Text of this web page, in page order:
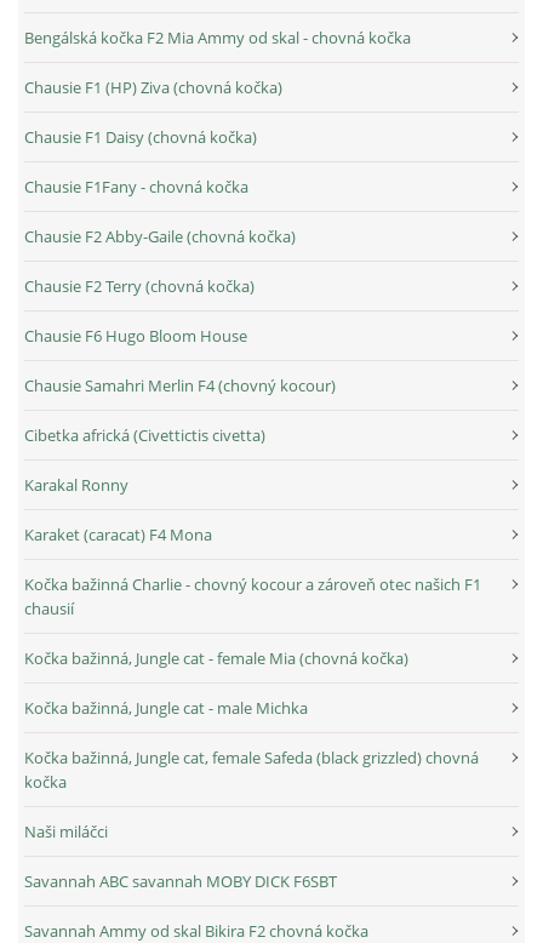
Bengálská kočka F2 Mia Ammy od skal - chovná kočka
Chausie F1 (HP) Ziva (chovná kočka)
Chausie F1 Daisy (chovná kočka)
Chausie F1Fany - chovná kočka
Chausie F2 Abby-Gaile (chovná kočka)
Chausie F2 Terry (chovná kočka)
Chausie F6 Hugo Bloom House
Chausie Samahri Merlin F4 (chovný kocour)
Cibetka africká (Civettictis civetta)
Karakal Ronny
Karaket (caracat) F4 Mona
Kočka bažinná Charlie - chovný kocour a zároveň otec našich F1
chausií
Kočka bažinná, Jungle cat - female Mia (chovná kočka)
Kočka bažinná, Jungle cat - male Michka
Kočka bažinná, Jungle cat, female Safeda (black grizzled) chovná
kočka
Naši miláčci
Savannah ABC savannah MOBY DICK F6SBT
Savannah Ammy od skal Bikira F2 chovná kočka